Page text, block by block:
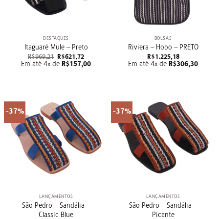
DESTAQUES
Itaguaré Mule – Preto
R$969,21
O
preço
R$621,72O
preço
Em até 4x de R$157,00
BOLSAS
Riviera – Hobo – PRETO
R$1.225,18
Em até 4x de R$306,30
-37%
LANÇAMENTOS
São Pedro – Sandália –
Classic Blue
-37%
LANÇAMENTOS
São Pedro – Sandália –
Picante